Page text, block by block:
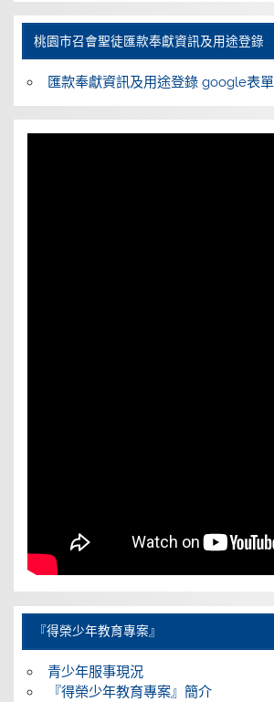
桃園巿召會聖徒匯款奉獻資訊及用途登錄
匯款奉獻資訊及用途登錄 google表單
『得榮少年教育專案』
青少年服事現況
『得榮少年教育專案』簡介